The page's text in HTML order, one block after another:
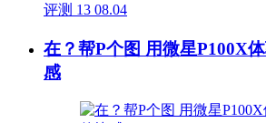
评测 13 08.04
在？帮P个图 用微星P100X
感